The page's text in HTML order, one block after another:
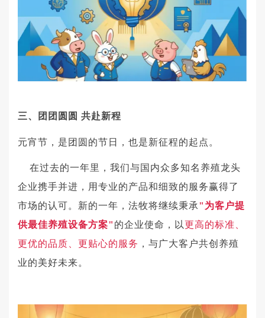
三、 团团圆圆 共赴新程
元宵节，是团圆的节日，也是新征程的起点。
在过去的一年里，我们与国内众多知名养殖龙头
企业携手并进，用专业的产品和细致的服务赢得了
市场的认可。新的一年，法牧将继续秉承"为客户提
供最佳养殖设备方案" 的企业使命，以更高的标准、
更优的品质、更贴心的服务 ，与广大客户共创养殖
业的美好未来。